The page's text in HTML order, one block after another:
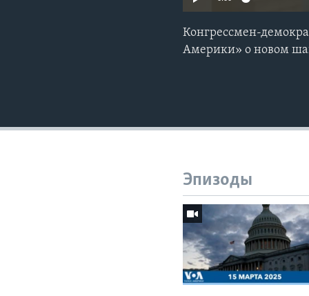
Конгрессмен-
Америки» о новом
Эпизоды